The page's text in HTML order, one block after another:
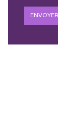
ENVOYER